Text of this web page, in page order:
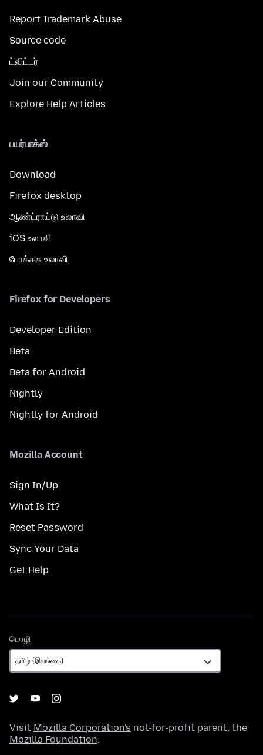
Report Trademark Abuse
Source code
ட்விட்டர்
Join our Community
Explore Help Articles
பயர்பாக்ஸ்
Download
Firefox desktop
ஆண்ட்ராய்டு உலாவி
iOS உலாவி
போக்கசு உலாவி
Firefox for Developers
Developer Edition
Beta
Beta for Android
Nightly
Nightly for Android
Mozilla Account
Sign In/Up
What Is It?
Reset Password
Sync Your Data
Get Help
மொழி
Visit Mozilla Corporation's not-for-profit parent, the
Mozilla Foundation.